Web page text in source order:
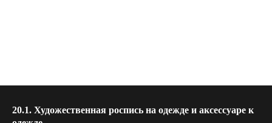
20.1. Художественная роспись на одежде и аксессуаре к